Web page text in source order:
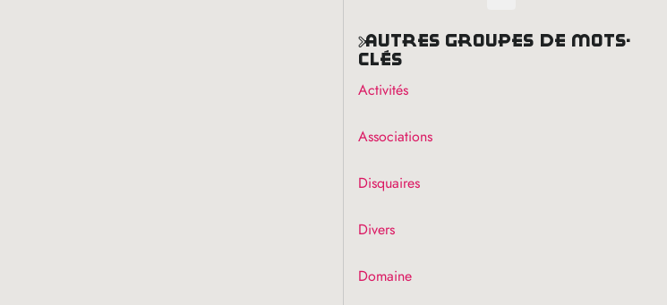
autres groupes de mots-
clés
Activités
Associations
Disquaires
Divers
Domaine